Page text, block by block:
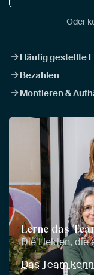
Oder
Häufig gestellte
Bezahlen
Montieren &
Lerne das
Die Helden, die
Das Team